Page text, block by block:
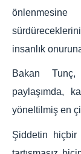
insanlık
Bakan Tunç,
paylaşımda,
yöneltilmiş en
Şiddetin hiçbir